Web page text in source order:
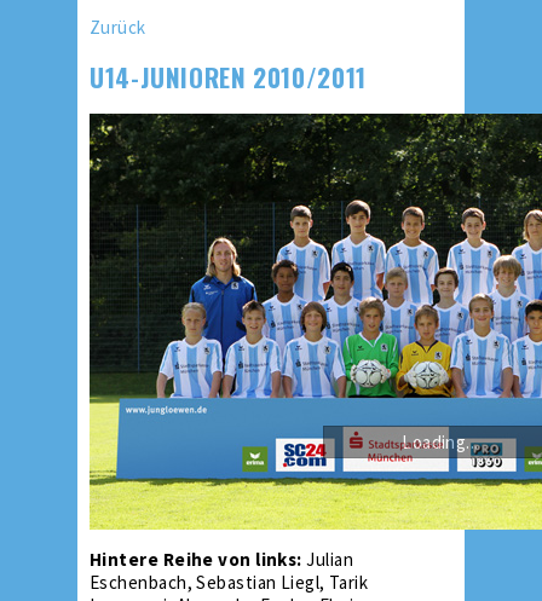
Zurück
U14-JUNIOREN 2010/2011
Loading...
Hintere Reihe von links:Julian
Eschenbach, Sebastian Liegl, Tarik